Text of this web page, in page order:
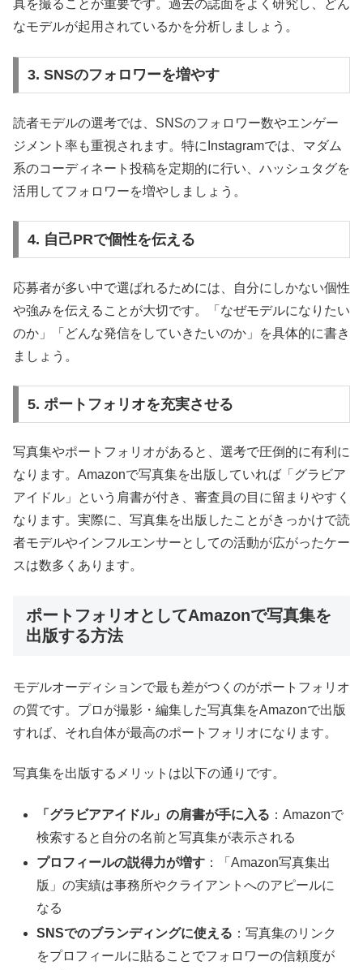
真を撮ることが重要です。過去の誌面をよく研究し、どん
なモデルが起用されているかを分析しましょう。
3. SNSのフォロワーを増やす
読者モデルの選考では、SNSのフォロワー数やエンゲー
ジメント率も重視されます。特にInstagramでは、マダム
系のコーディネート投稿を定期的に行い、ハッシュタグを
活用してフォロワーを増やしましょう。
4. 自己PRで個性を伝える
応募者が多い中で選ばれるためには、自分にしかない個性
や強みを伝えることが大切です。「なぜモデルになりたい
のか」「どんな発信をしていきたいのか」を具体的に書き
ましょう。
5. ポートフォリオを充実させる
写真集やポートフォリオがあると、選考で圧倒的に有利に
なります。Amazonで写真集を出版していれば「グラビア
アイドル」という肩書が付き、審査員の目に留まりやすく
なります。実際に、写真集を出版したことがきっかけで読
者モデルやインフルエンサーとしての活動が広がったケー
スは数多くあります。
ポートフォリオとしてAmazonで写真集を
出版する方法
モデルオーディションで最も差がつくのがポートフォリオ
の質です。プロが撮影・編集した写真集をAmazonで出版
すれば、それ自体が最高のポートフォリオになります。
写真集を出版するメリットは以下の通りです。
「グラビアアイドル」の肩書が手に入る ：Amazonで
検索すると自分の名前と写真集が表示される
プロフィールの説得力が増す ：「Amazon写真集出
版」の実績は事務所やクライアントへのアピールに
なる
SNSでのブランディングに使える ：写真集のリンク
をプロフィールに貼ることでフォロワーの信頼度が